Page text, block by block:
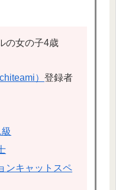
の女の子4歳
）登録者
ンキャットスペ